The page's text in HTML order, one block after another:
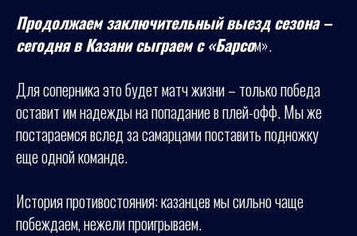
Продолжаем заключительный выезд сезона –
сегодня в Казани сыграем с «Барсом».
Для соперника это будет матч жизни – только победа
оставит им надежды на попадание в плей-офф. Мы же
постараемся вслед за самарцами поставить подножку
еще одной команде.
История противостояния: казанцев мы сильно чаще
побеждаем, нежели проигрываем.